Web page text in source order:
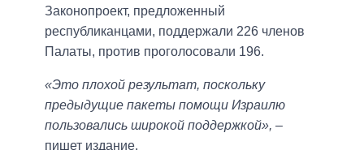
Законопроект, предложенный
республиканцами, поддержали 226 членов
Палаты, против проголосовали 196.
«Это плохой результат, поскольку
предыдущие пакеты помощи Израилю
пользовались широкой поддержкой», –
пишет издание.